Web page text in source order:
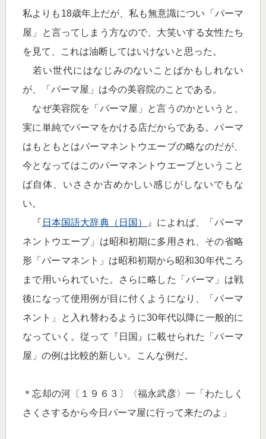
私よりも18歳年上だが、私も無意識につい「パーマ
屋」と言ってしまう方なので、大笑いする女性たち
を見て、これは油断してはいけないと思った。
若い世代にはなじみのないことばかもしれない
が、「パーマ屋」は今の美容院のことである。
なぜ美容院を「パーマ屋」と言うのかというと、
実に単純でパーマをかける店だからである。パーマ
はもともとはパーマネントウエーブの略なのだが、
今となってはこのパーマネントウエーブということ
ば自体、いささか古めかしい感じがしないでもな
い。
『 日本国語大辞典（日国）
』によれば、「パーマ
ネントウエーブ」は昭和初期に多用され、その省略
形「パーマネント」は昭和初期から昭和30年代ころ
まで用いられていた。さらに略した「パーマ」は戦
後になって使用例が目に付くようになり、「パーマ
ネント」と入れ替わるように30年代以降に一般的に
なっていく。従って『日国』に載せられた「パーマ
屋」の例は比較的新しい。こんな例だ。
＊忘却の河〔１９６３〕〈福永武彦〉一「わたしく
さくさするから今日パーマ屋に行って来たのよ」